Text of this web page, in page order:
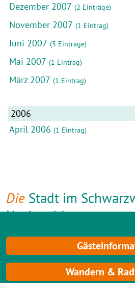
Dezember 2007 (2 Einträge)
November 2007 (1 Eintrag)
Juni 2007 (3 Einträge)
Mai 2007 (1 Eintrag)
März 2007 (1 Eintrag)
2006
April 2006 (1 Eintrag)
Die Stadt im
Hochwald
Wandern &